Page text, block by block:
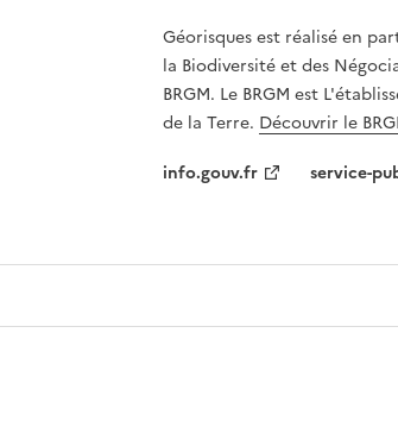
Géorisques est réalisé en
la Biodiversité et des
BRGM. Le BRGM est
de la Terre. Découvrir le
info.gouv.fr
service-